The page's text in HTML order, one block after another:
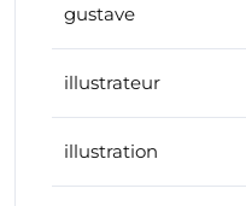
gustave
illustrateur
illustration